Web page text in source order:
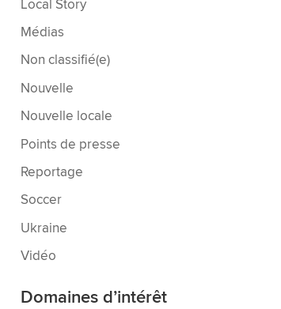
Local Story
Médias
Non classifié(e)
Nouvelle
Nouvelle locale
Points de presse
Reportage
Soccer
Ukraine
Vidéo
Domaines d’intérêt